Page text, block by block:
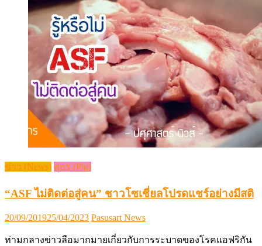
ข่าว (News) สุกร (Pig)
“ASF ไม่ติดต่อสู่คน” ชาวโซเชี่ยลโปรดแชร์อย่างมีสติ
Posted
20/09/201925/04/2023 Author
Pasusart News
ท่ามกลางข่าวลือมากมายเกี่ยวกับการระบาดของโรคแอฟริกัน